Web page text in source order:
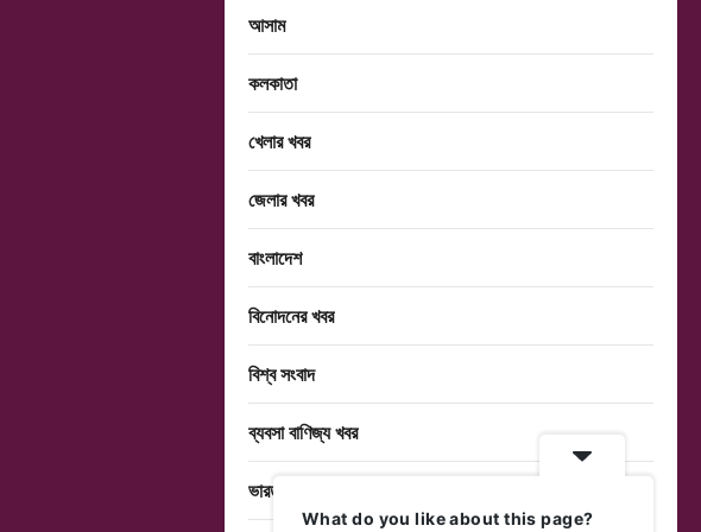
আসাম
কলকাতা
খেলার খবর
জেলার খবর
বাংলাদেশ
বিনোদনের খবর
বিশ্ব সংবাদ
ব্যবসা বাণিজ্য খবর
ভারত
What do you like about this page?